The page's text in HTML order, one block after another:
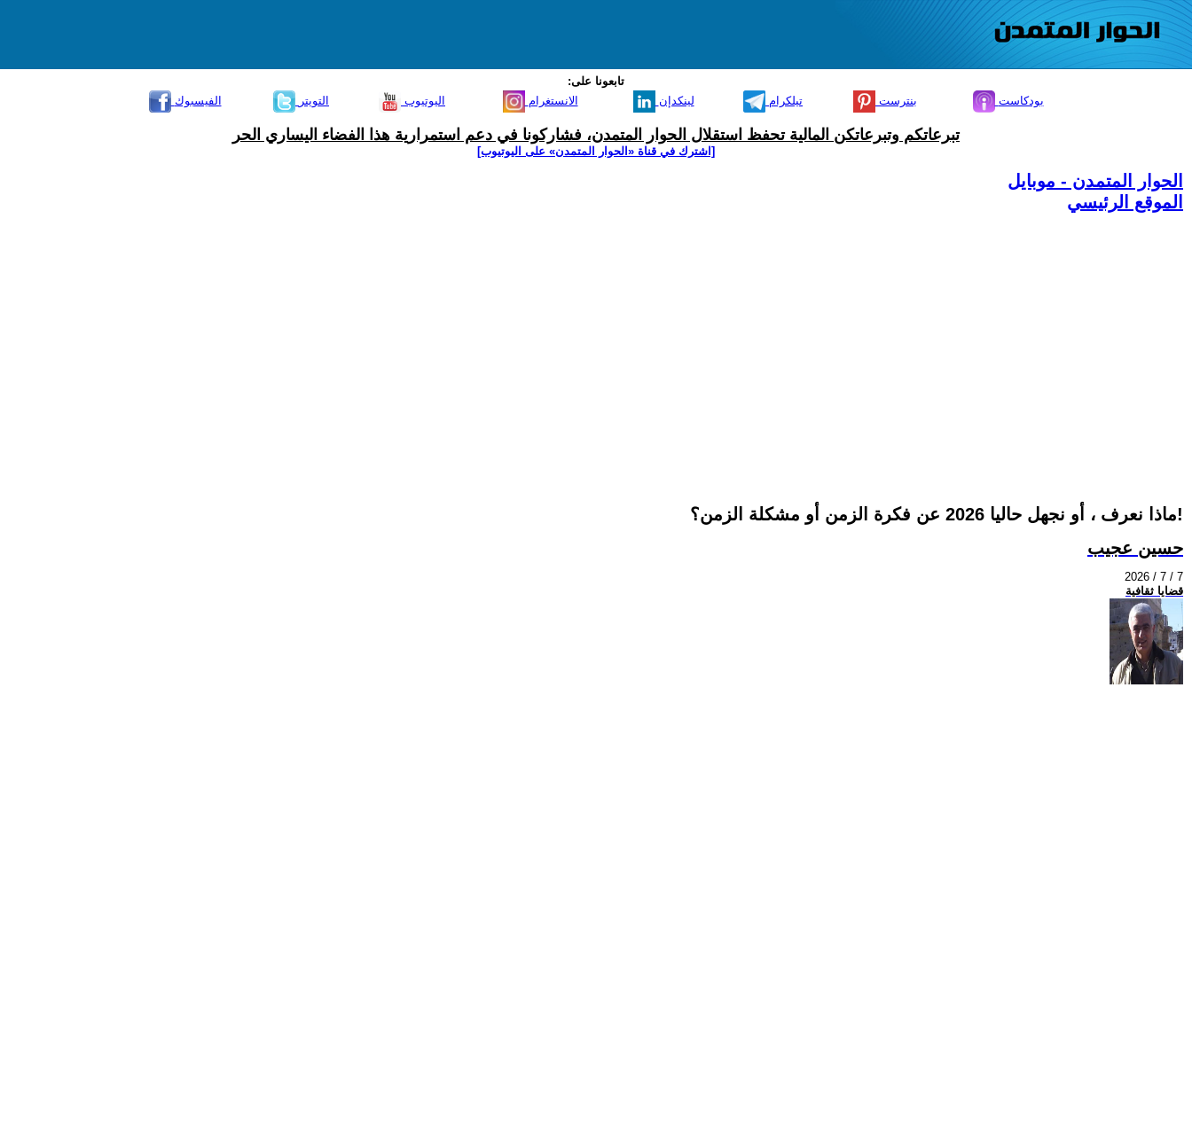
تابعونا على:
الفيسبوك
التويتر اليوتيوب الانستغرام لينكدإن تيلكرام بنترست بودكاست
تبرعاتكم وتبرعاتكن المالية تحفظ استقلال الحوار المتمدن، فشاركونا في دعم استمرارية هذا الفضاء اليساري الحر
[اشترك في قناة ‫«الحوار المتمدن» على اليوتيوب]
الحوار المتمدن - موبايل
الموقع الرئيسي
ماذا نعرف ، أو نجهل حاليا 2026 عن فكرة الزمن أو مشكلة الزمن؟!
حسين عجيب
2026 / 7 / 7
قضايا ثقافية